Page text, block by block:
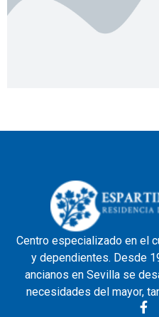
Centro especializado en el
y dependientes. Desde
ancianos en Sevilla se
necesidades del mayor,